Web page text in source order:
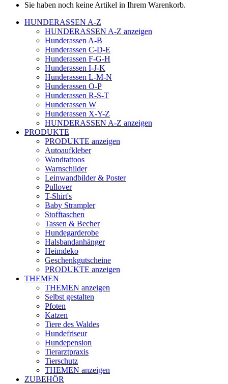
Sie haben noch keine Artikel in Ihrem Warenkorb.
HUNDERASSEN A-Z
HUNDERASSEN A-Z anzeigen
Hunderassen A-B
Hunderassen C-D-E
Hunderassen F-G-H
Hunderassen I-J-K
Hunderassen L-M-N
Hunderassen O-P
Hunderassen R-S-T
Hunderassen W
Hunderassen X-Y-Z
HUNDERASSEN A-Z anzeigen
PRODUKTE
PRODUKTE anzeigen
Autoaufkleber
Wandtattoos
Warnschilder
Leinwandbilder & Poster
Pullover
T-Shirt's
Baby Strampler
Stofftaschen
Tassen & Becher
Hundegarderobe
Halsbandanhänger
Heimdeko
Geschenkgutscheine
PRODUKTE anzeigen
THEMEN
THEMEN anzeigen
Selbst gestalten
Pfoten
Katzen
Tiere des Waldes
Hundefriseur
Hundepension
Tierarztpraxis
Tierschutz
THEMEN anzeigen
ZUBEHÖR